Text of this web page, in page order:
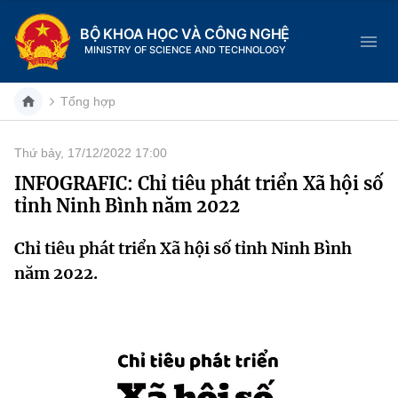
BỘ KHOA HỌC VÀ CÔNG NGHỆ
MINISTRY OF SCIENCE AND TECHNOLOGY
Danh mục
Trang chủ
Giới thiệu
Lịch sử phát triển
Đổi mới sáng tạo
Tổng hợp
Thứ bảy, 17/12/2022 17:00
INFOGRAFIC: Chỉ tiêu phát triển Xã hội số
tỉnh Ninh Bình năm 2022
Chỉ tiêu phát triển Xã hội số tỉnh Ninh Bình
năm 2022.